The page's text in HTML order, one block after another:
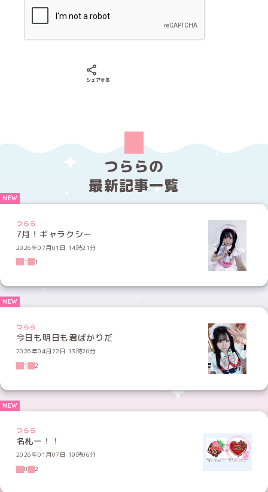
シェアする
つららの
最新記事一覧
つらら
7月！ギャラクシー
2026年07月01日 14時21分
1
1
つらら
今日も明日も君ばかりだ
2026年04月22日 13時20分
1
2
つらら
名札ー！！
2026年01月07日 19時06分
0
2